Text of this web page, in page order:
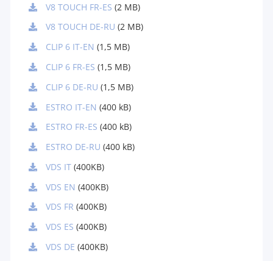
V8 TOUCH FR-ES (2 MB)
V8 TOUCH DE-RU (2 MB)
CLIP 6 IT-EN (1,5 MB)
CLIP 6 FR-ES (1,5 MB)
CLIP 6 DE-RU (1,5 MB)
ESTRO IT-EN (400 kB)
ESTRO FR-ES (400 kB)
ESTRO DE-RU (400 kB)
VDS IT (400KB)
VDS EN (400KB)
VDS FR (400KB)
VDS ES (400KB)
VDS DE (400KB)